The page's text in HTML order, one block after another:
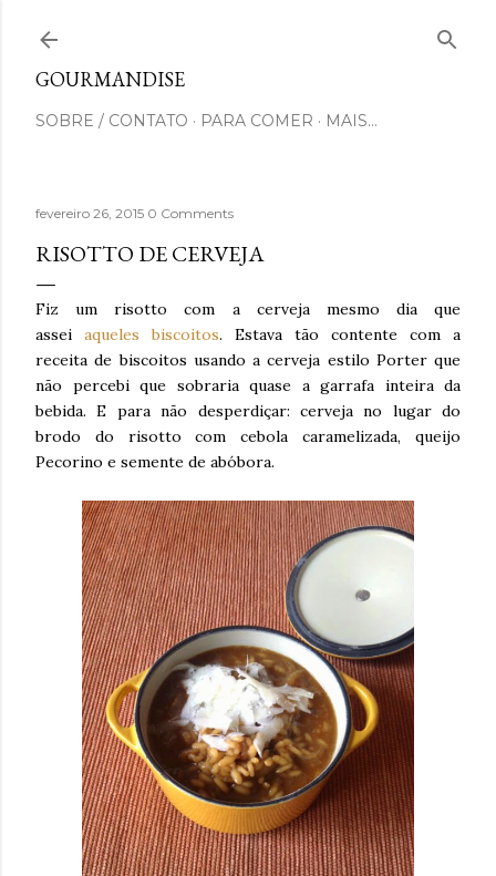
GOURMANDISE
SOBRE / CONTATO PARA COMER MAIS…
fevereiro 26, 2015 0 Comments
RISOTTO DE CERVEJA
Fiz um risotto com a cerveja mesmo dia que
assei aqueles biscoitos. Estava tão contente com a
receita de biscoitos usando a cerveja estilo Porter que
não percebi que sobraria quase a garrafa inteira da
bebida. E para não desperdiçar: cerveja no lugar do
brodo do risotto com cebola caramelizada, queijo
Pecorino e semente de abóbora.